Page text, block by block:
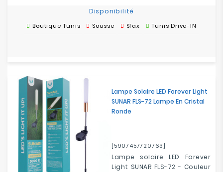
Disponibilité
Boutique Tunis Sousse Sfax Tunis Drive-IN
Lampe Solaire LED Forever Light
SUNAR FLS-72 Lampe En Cristal
Ronde
[5907457720763]
Lampe solaire LED Forever
Light SUNAR FLS-72 - Couleur